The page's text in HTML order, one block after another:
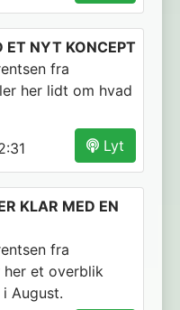
ET NYT KONCEPT
fra
her lidt om hvad
Lyt
KLAR MED EN
fra
her et overblik
August.